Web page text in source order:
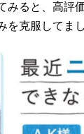
みると、高評
を克服してま